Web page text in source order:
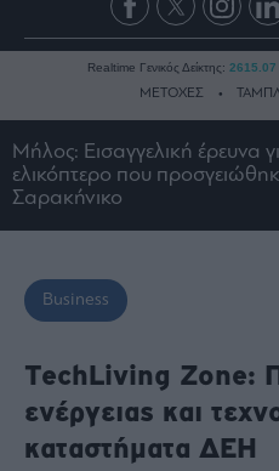
Ειδήσεις
Τράπεζες
Ναυτιλία
Real
Estate
Ενέργεια
Πολιτική
Realtime Γενικός Δείκτης: 2615.07
ΜΕΤΟΧΕΣ
Μήλος: Εισαγγελική έρευνα
ελικόπτερο που
Σαρακήνικο
Business
TechLiving Zone:
ενέργειας και
καταστήματα ΔΕΗ